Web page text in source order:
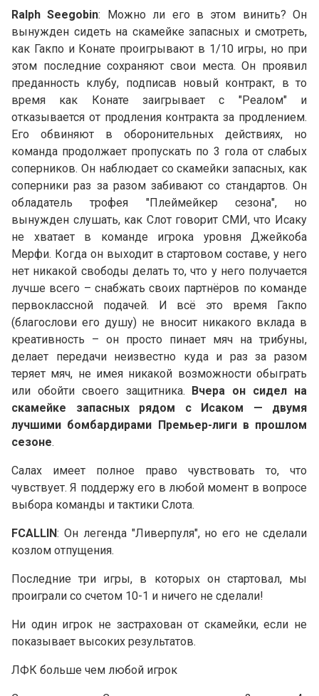
Ralph Seegobin: Можно ли его в этом винить? Он
вынужден сидеть на скамейке запасных и смотреть,
как Гакпо и Конате проигрывают в 1/10 игры, но при
этом последние сохраняют свои места. Он проявил
преданность клубу, подписав новый контракт, в то
время как Конате заигрывает с "Реалом" и
отказывается от продления контракта за продлением.
Его обвиняют в оборонительных действиях, но
команда продолжает пропускать по 3 гола от слабых
соперников. Он наблюдает со скамейки запасных, как
соперники раз за разом забивают со стандартов. Он
обладатель трофея "Плеймейкер сезона", но
вынужден слушать, как Слот говорит СМИ, что Исаку
не хватает в команде игрока уровня Джейкоба
Мерфи. Когда он выходит в стартовом составе, у него
нет никакой свободы делать то, что у него получается
лучше всего – снабжать своих партнёров по команде
первоклассной подачей. И всё это время Гакпо
(благослови его душу) не вносит никакого вклада в
креативность – он просто пинает мяч на трибуны,
делает передачи неизвестно куда и раз за разом
теряет мяч, не имея никакой возможности обыграть
или обойти своего защитника.
Вчера он сидел на
скамейке запасных рядом с Исаком — двумя
лучшими бомбардирами Премьер-лиги в прошлом
сезоне.
Салах имеет полное право чувствовать то, что
чувствует. Я поддержу его в любой момент в вопросе
выбора команды и тактики Слота.
FCALLIN: Он легенда "Ливерпуля", но его не сделали
козлом отпущения.
Последние три игры, в которых он стартовал, мы
проиграли со счетом 10-1 и ничего не сделали!
Ни один игрок не застрахован от скамейки, если не
показывает высоких результатов.
ЛФК больше чем любой игрок